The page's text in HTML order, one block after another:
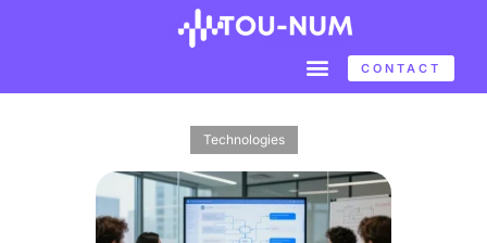
CONTACT
Technologies